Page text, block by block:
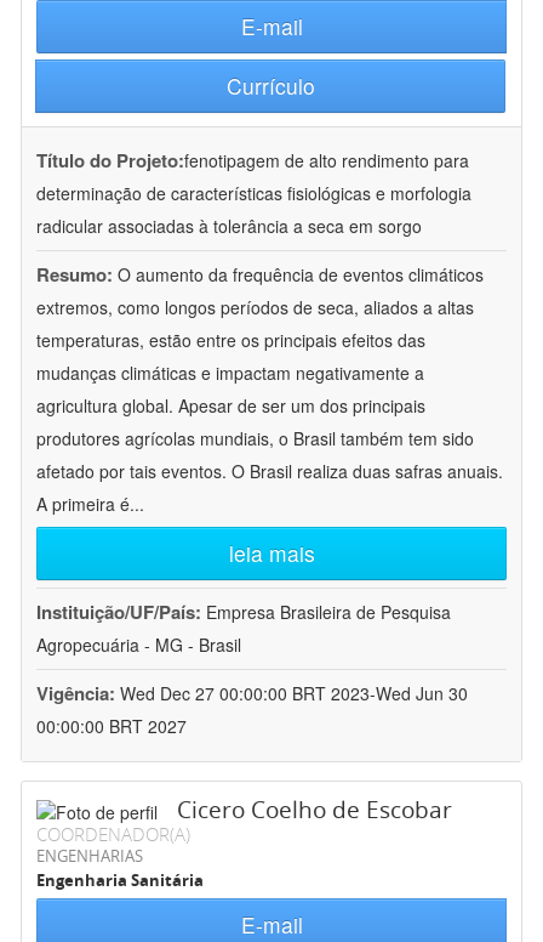
E-mail
Currículo
Título do Projeto:fenotipagem de alto rendimento para
determinação de características fisiológicas e morfologia
radicular associadas à tolerância a seca em sorgo
Resumo: O aumento da frequência de eventos climáticos
extremos, como longos períodos de seca, aliados a altas
temperaturas, estão entre os principais efeitos das
mudanças climáticas e impactam negativamente a
agricultura global. Apesar de ser um dos principais
produtores agrícolas mundiais, o Brasil também tem sido
afetado por tais eventos. O Brasil realiza duas safras anuais.
A primeira é...
leia mais
Instituição/UF/País: Empresa Brasileira de Pesquisa
Agropecuária - MG - Brasil
Vigência: Wed Dec 27 00:00:00 BRT 2023-Wed Jun 30
00:00:00 BRT 2027
Cicero Coelho de Escobar
COORDENADOR(A)
ENGENHARIAS
Engenharia Sanitária
E-mail